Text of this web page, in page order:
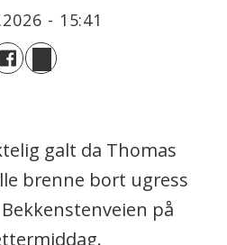
- 15:41
galt da Thomas
brenne bort ugress
på